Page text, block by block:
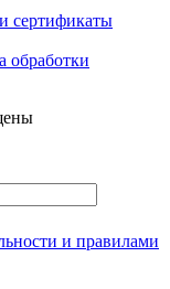
сертификаты
обработки
и правилами